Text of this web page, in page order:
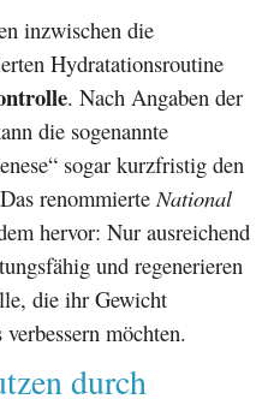
inzwischen die
Hydratationsroutine
. Nach Angaben der
die sogenannte
sogar kurzfristig den
renommierte National
hervor: Nur ausreichend
und regenerieren
die ihr Gewicht
möchten.
durch